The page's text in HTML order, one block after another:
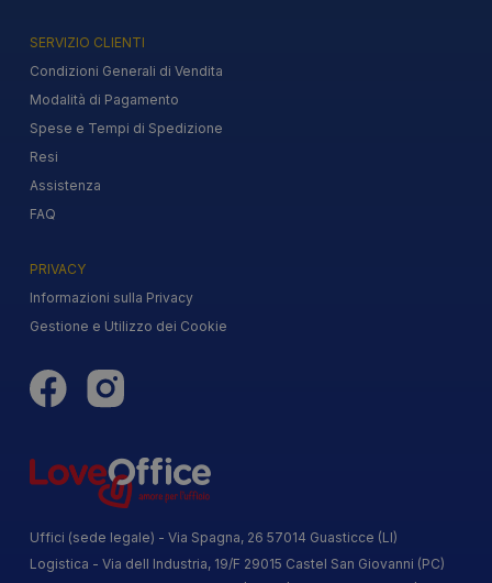
SERVIZIO CLIENTI
Condizioni Generali di Vendita
Modalità di Pagamento
Spese e Tempi di Spedizione
Resi
Assistenza
FAQ
PRIVACY
Informazioni sulla Privacy
Gestione e Utilizzo dei Cookie
Uffici (sede legale) - Via Spagna, 26 57014 Guasticce (LI)
Logistica - Via dell Industria, 19/F 29015 Castel San Giovanni (PC)